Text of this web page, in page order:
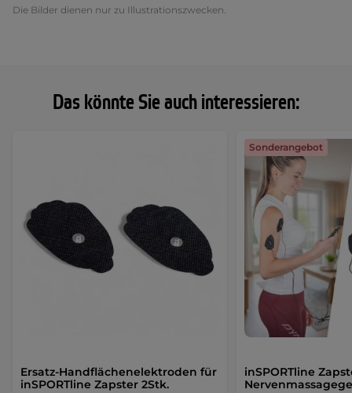
Das könnte Sie auch interessieren:
Ersatz-Handflächenelektroden für
inSPORTline Zapster 2Stk.
inSPORTline
Sonderangebot
Die Bilder dienen nur zu Illustrationszwecken.